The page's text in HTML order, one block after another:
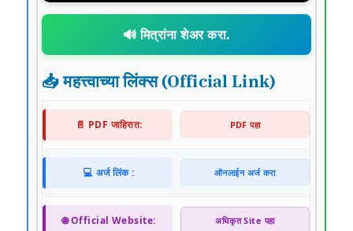
🔊 मित्रांना शेअर करा.
📥 महत्त्वाच्या लिंक्स (Official Link)
📄 PDF जाहिरात: PDF पहा
💻 अर्ज लिंक : ऑनलाईन अर्ज करा
🌐 Official Website: अधिकृत Site पहा